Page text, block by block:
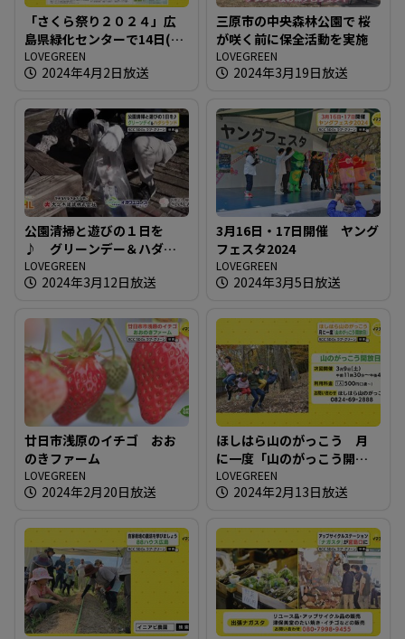
「さくら祭り２０２４」広
島県緑化センターで14日(日)
まで
LOVEGREEN
2024年4月2日放送
三原市の中央森林公園で 桜
が咲く前に保全活動を実施
LOVEGREEN
2024年3月19日放送
公園清掃と遊びの１日を
♪ グリーンデー＆ハダシ
ランド
LOVEGREEN
2024年3月12日放送
3月16日・17日開催 ヤング
フェスタ2024
LOVEGREEN
2024年3月5日放送
廿日市浅原のイチゴ おお
のきファーム
LOVEGREEN
2024年2月20日放送
ほしはら山のがっこう 月
に一度「山のがっこう開放
日」
LOVEGREEN
2024年2月13日放送